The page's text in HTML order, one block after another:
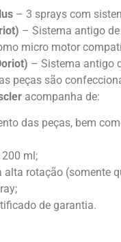
– 3 sprays com
– Sistema antigo
micro motor
– Sistema antigo
peças são
acompanha de:
das peças, bem
ml;
alta rotação (somente
de garantia.